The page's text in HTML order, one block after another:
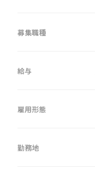
募集職種
給与
雇用形態
勤務地